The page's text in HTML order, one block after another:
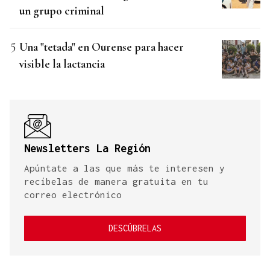
un grupo criminal
Una "tetada" en Ourense para hacer
visible la lactancia
Newsletters La Región
Apúntate a las que más te interesen y
recíbelas de manera gratuita en tu
correo electrónico
DESCÚBRELAS